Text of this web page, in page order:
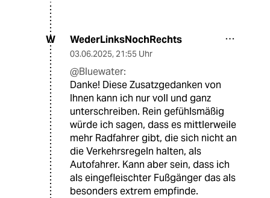
W WederLinksNochRechts
03.06.2025, 21:55 Uhr
@Bluewater:
Danke! Diese Zusatzgedanken von
Ihnen kann ich nur voll und ganz
unterschreiben. Rein gefühlsmäßig
würde ich sagen, dass es mittlerweile
mehr Radfahrer gibt, die sich nicht an
die Verkehrsregeln halten, als
Autofahrer. Kann aber sein, dass ich
als eingefleischter Fußgänger das als
besonders extrem empfinde.